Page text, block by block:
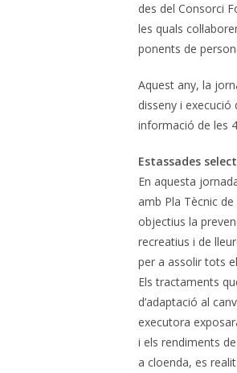
des del Consorci
les quals
ponents de
Aquest any, la
disseny i
informació de les
Estassades
En aquesta
amb Pla Tècnic
objectius la
recreatius i de
per a assolir tots
Els tractaments
d’adaptació al
executora
i els rendiments
a cloenda, es